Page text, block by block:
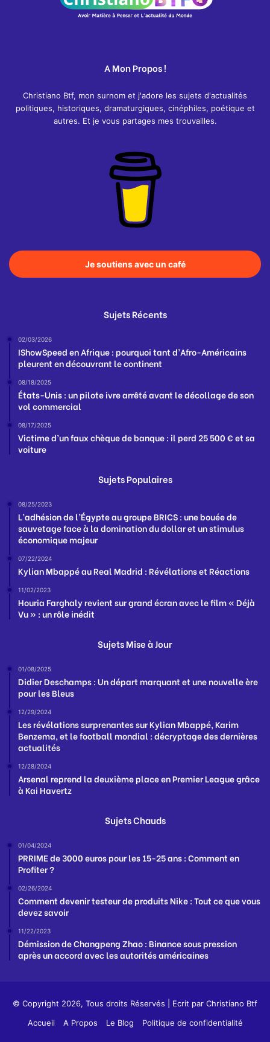
A Mon Propos !
Christiano Btf, mon surnom et j'adore les sujets d'actualités
politiques, historiques, dramaturgiques, cinéphiles, poétique et
autres. Et je vous partages mes trouvailles.
Je soutiens avec un café
Sujets Récents
02/03/2026
IShowSpeed en Afrique : pourquoi tant d’Afro-Américains
pleurent en découvrant le continent
08/18/2025
États-Unis : un pilote ivre arrêté avant le décollage de son
vol commercial
08/17/2025
Victime d’un faux chèque de banque : il perd 25 500 € et sa
voiture
Sujets Populaires
08/25/2023
L’adhésion de l’Égypte au groupe BRICS : une bouée de
sauvetage face à la domination du dollar et un stimulus
économique majeur
07/22/2024
Kylian Mbappé au Real Madrid : Révélations et Réactions
11/02/2023
Houria Farghaly revient sur grand écran avec le film « Déjà
Vu » : un rôle inédit
Sujets Mise à Jour
01/08/2025
Didier Deschamps : Un départ marquant et une nouvelle ère
pour les Bleus
12/29/2024
Les révélations surprenantes sur Kylian Mbappé, Karim
Benzema, et le football mondial : décryptage des dernières
actualités
12/28/2024
Arsenal reprend la deuxième place en Premier League grâce
à Kai Havertz
Sujets Chauds
01/04/2024
PRRIME de 3000 euros pour les 15-25 ans : Comment en
Profiter ?
02/26/2024
Comment devenir testeur de produits Nike : Tout ce que vous
devez savoir
11/22/2023
Démission de Changpeng Zhao : Binance sous pression
après un accord avec les autorités américaines
© Copyright 2026, Tous droits Réservés | Ecrit par Christiano Btf
Accueil
A Propos Le Blog Politique de confidentialité